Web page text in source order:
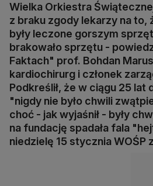
Wielka Orkiestra
z braku zgody lekarzy na to,
były leczone gorszym
brakowało sprzętu -
Faktach" prof. Bohdan
kardiochirurg i członek
Podkreślił, że w ciągu 25 lat
"nigdy nie było chwili
choć - jak wyjaśnił - były
na fundację spadała fala
niedzielę 15 stycznia WOŚP